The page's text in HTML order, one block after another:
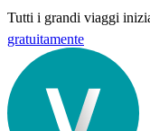
Tutti i grandi viaggi
gratuitamente